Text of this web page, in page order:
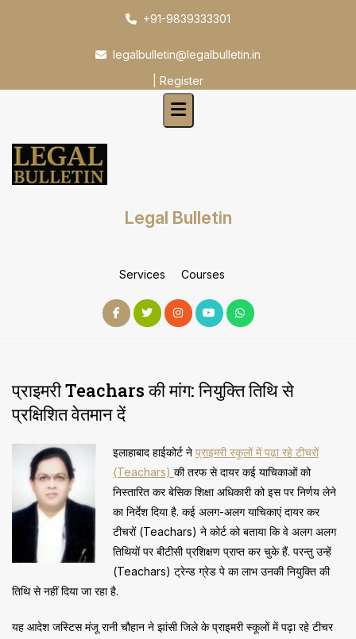
+91-9839333301
legalbulletin@legalbulletin.in
Register
Legal Bulletin
Services Courses
प्राइमरी Teachars की मांग: नियुक्ति तिथि से
प्रक्षिशित वेतमान दें
इलाहाबाद हाईकोर्ट ने प्राइमरी स्कूलों में पढ़ा रहे टीचरों
(Teachars) की तरफ से दायर कई याचिकाओं को
निस्तारित कर बेसिक शिक्षा अधिकारी को इस पर निर्णय लेने
का निर्देश दिया है. कई अलग-अलग याचिकाएं दायर कर
टीचरों (Teachars) ने कोर्ट को बताया कि वे अलग अलग
तिथियों पर बीटीसी प्रशिक्षण प्राप्त कर चुके हैं. परन्तु उन्हें
(Teachars) ट्रेन्ड ग्रेड पे का लाभ उनकी नियुक्ति की
तिथि से नहीं दिया जा रहा है.
यह आदेश जस्टिस मंजू रानी चौहान ने झांसी जिले के प्राइमरी स्कूलों में पढ़ा रहे टीचर